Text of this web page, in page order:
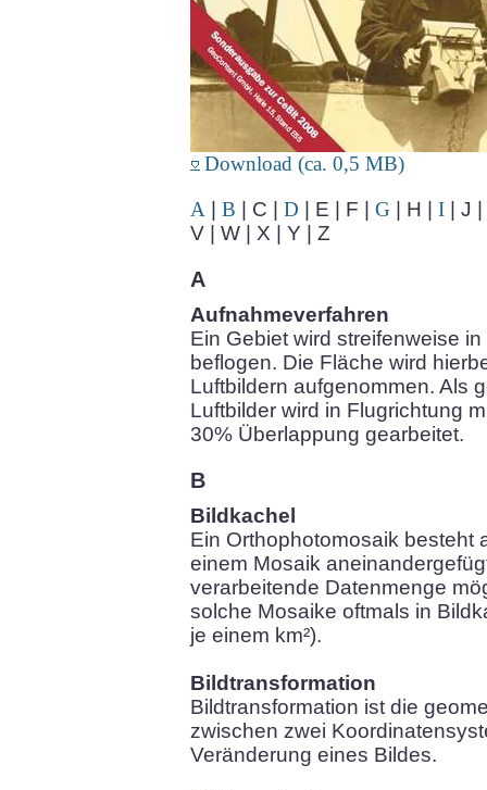
Download (ca. 0,5 MB)
A
B | C | D | E | F | G | H | I | J |
V | W | X | Y | Z
A
Aufnahmeverfahren
Ein Gebiet wird streifenweise
beflogen. Die Fläche wird
Luftbildern aufgenommen. Als
Luftbilder wird in Flugrichtung
30% Überlappung gearbeitet.
B
Bildkachel
Ein Orthophotomosaik besteht
einem Mosaik
verarbeitende Datenmenge
solche Mosaike oftmals in
je einem km²).
Bildtransformation
Bildtransformation ist die
zwischen zwei
Veränderung eines Bildes.